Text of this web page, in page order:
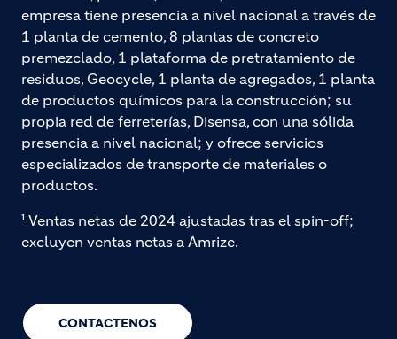
CONTACTENOS
empresa tiene presencia a nivel nacional a través de
1 planta de cemento, 8 plantas de concreto
premezclado, 1 plataforma de pretratamiento de
residuos, Geocycle, 1 planta de agregados, 1 planta
de productos químicos para la construcción; su
propia red de ferreterías, Disensa, con una sólida
presencia a nivel nacional; y ofrece servicios
especializados de transporte de materiales o
productos.
¹ Ventas netas de 2024 ajustadas tras el spin-off;
excluyen ventas netas a Amrize.